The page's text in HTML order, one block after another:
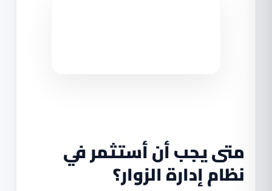
متى يجب أن أستثمر في
نظام إدارة الزوار؟